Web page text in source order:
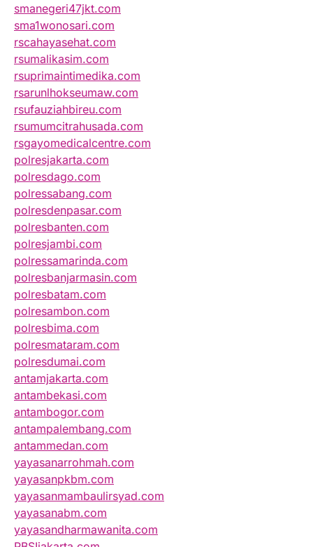
smanegeri47jkt.com
sma1wonosari.com
rscahayasehat.com
rsumalikasim.com
rsuprimaintimedika.com
rsarunlhokseumaw.com
rsufauziahbireu.com
rsumumcitrahusada.com
rsgayomedicalcentre.com
polresjakarta.com
polresdago.com
polressabang.com
polresdenpasar.com
polresbanten.com
polresjambi.com
polressamarinda.com
polresbanjarmasin.com
polresbatam.com
polresambon.com
polresbima.com
polresmataram.com
polresdumai.com
antamjakarta.com
antambekasi.com
antambogor.com
antampalembang.com
antammedan.com
yayasanarrohmah.com
yayasanpkbm.com
yayasanmambaulirsyad.com
yayasanabm.com
yayasandharmawanita.com